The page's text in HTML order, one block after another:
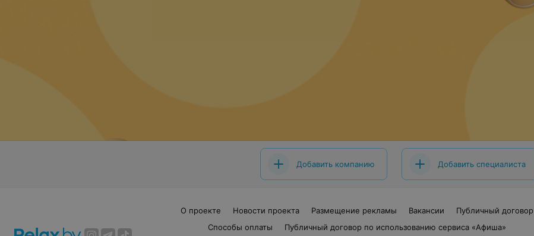
Добавить компанию Добавить специалиста
О проекте Новости проекта Размещение рекламы Вакансии
Публичный договор
Способы оплаты
Публичный договор по использованию сервиса «Афиша»